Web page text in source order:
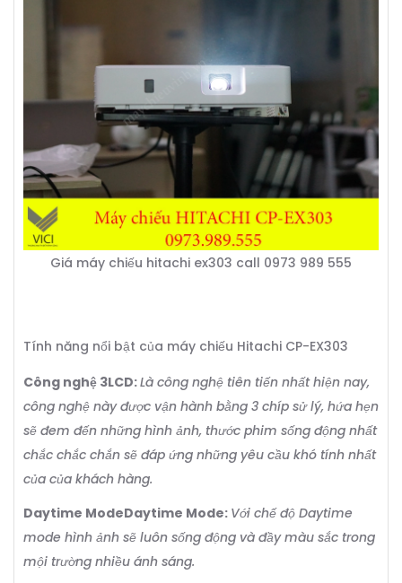
Giá máy chiếu hitachi ex303 call 0973 989 555
Tính năng nổi bật của máy chiếu Hitachi CP-EX303
Công nghệ 3LCD:Là công nghệ tiên tiến nhất hiện nay,
công nghệ này được vận hành bằng 3 chíp sử lý, hứa hẹn
sẽ đem đến những hình ảnh, thước phim sống động nhất
chắc chắc chắn sẽ đáp ứng những yêu cầu khó tính nhất
của của khách hàng.
Daytime ModeDaytime Mode: Với chế độ Daytime
mode hình ảnh sẽ luôn sống động và đầy màu sắc trong
mội trường nhiều ánh sáng.